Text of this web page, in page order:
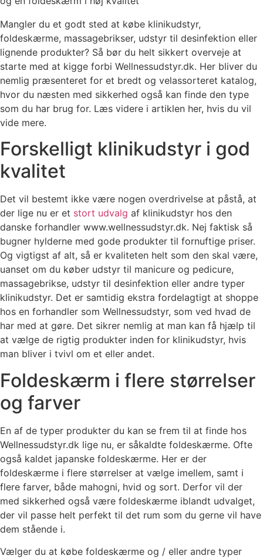
Mangler du et godt sted at købe klinikudstyr,
foldeskærme, massagebrikser, udstyr til desinfektion eller
lignende produkter? Så bør du helt sikkert overveje at
starte med at kigge forbi Wellnessudstyr.dk. Her bliver du
nemlig præsenteret for et bredt og velassorteret katalog,
hvor du næsten med sikkerhed også kan finde den type
som du har brug for. Læs videre i artiklen her, hvis du vil
vide mere.
Forskelligt klinikudstyr i god
kvalitet
Det vil bestemt ikke være nogen overdrivelse at påstå, at
der lige nu er et stort udvalg af klinikudstyr hos den
danske forhandler www.wellnessudstyr.dk. Nej faktisk så
bugner hylderne med gode produkter til fornuftige priser.
Og vigtigst af alt, så er kvaliteten helt som den skal være,
uanset om du køber udstyr til manicure og pedicure,
massagebrikse, udstyr til desinfektion eller andre typer
klinikudstyr. Det er samtidig ekstra fordelagtigt at shoppe
hos en forhandler som Wellnessudstyr, som ved hvad de
har med at gøre. Det sikrer nemlig at man kan få hjælp til
at vælge de rigtig produkter inden for klinikudstyr, hvis
man bliver i tvivl om et eller andet.
Foldeskærm i flere størrelser
og farver
En af de typer produkter du kan se frem til at finde hos
Wellnessudstyr.dk lige nu, er såkaldte foldeskærme. Ofte
også kaldet japanske foldeskærme. Her er der
foldeskærme i flere størrelser at vælge imellem, samt i
flere farver, både mahogni, hvid og sort. Derfor vil der
med sikkerhed også være foldeskærme iblandt udvalget,
der vil passe helt perfekt til det rum som du gerne vil have
dem stående i.
Vælger du at købe foldeskærme og / eller andre typer